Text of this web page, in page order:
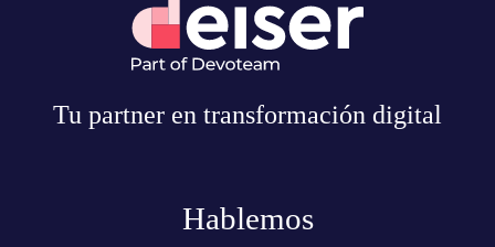
Tu partner en transformación digital
Hablemos